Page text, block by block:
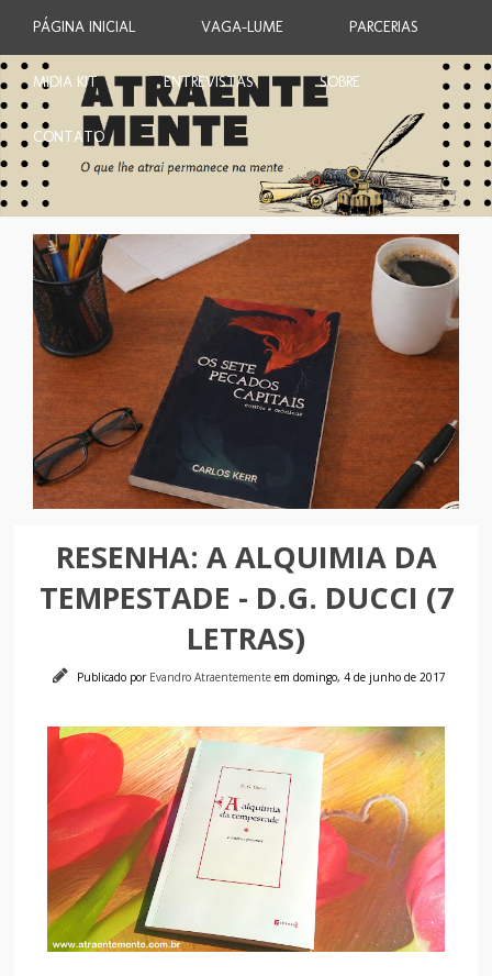
PÁGINA INICIAL VAGA-LUME PARCERIAS
MIDIA KIT ENTREVISTAS SOBRE
CONTATO
RESENHA: A ALQUIMIA DA
TEMPESTADE - D.G. DUCCI (7
LETRAS)
Publicado por Evandro Atraentemente em domingo, 4 de junho de 2017